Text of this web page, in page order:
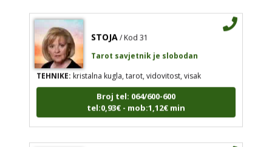
STOJA / Kod 31
Tarot savjetnik je slobodan
TEHNIKE:kristalna kugla, tarot, vidovitost, visak
Broj tel: 064/600-600
tel:0,93€ - mob:1,12€ min